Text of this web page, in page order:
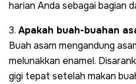
harian Anda sebagai bagian
3. Apakah buah-buahan
Buah asam mengandung
melunakkan enamel.
gigi tepat setelah makan